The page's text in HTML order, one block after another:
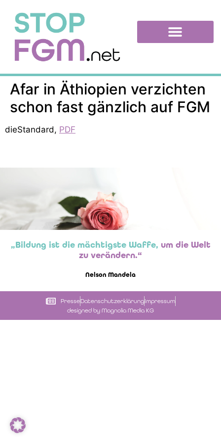
Afar in Äthiopien verzichten
schon fast gänzlich auf FGM
dieStandard, PDF
„Bildung ist die mächtigste Waffe, um die Welt
zu verändern.“
Nelson Mandela
PresseDatenschutzerklärungImpressum
designed by Magnolia Media KG